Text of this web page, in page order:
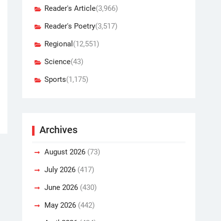
Reader's Article(3,966)
Reader's Poetry(3,517)
Regional (12,551)
Science(43)
Sports(1,175)
Archives
August 2026 (73)
July 2026 (417)
June 2026 (430)
May 2026 (442)